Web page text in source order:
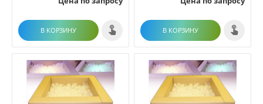
В КОРЗИНУ В КОРЗИНУ